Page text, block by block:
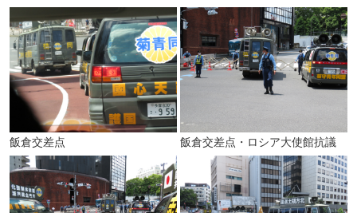
飯倉交差点 飯倉交差点・ロシア大使館抗議